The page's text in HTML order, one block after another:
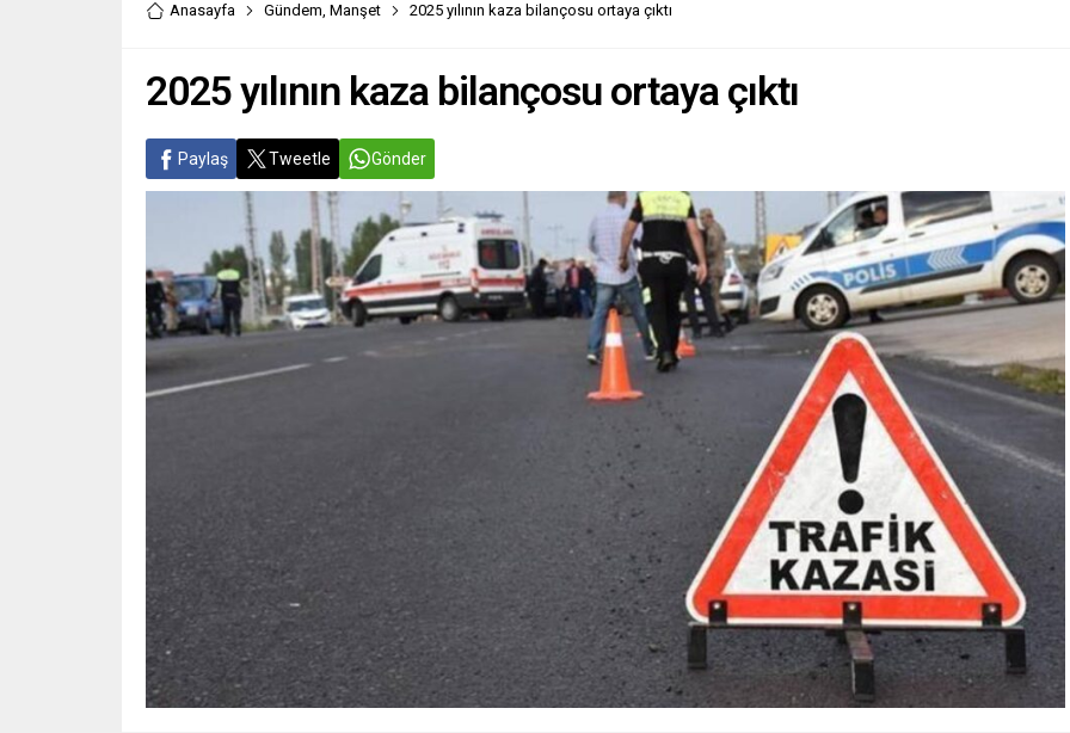
Anasayfa Gündem, Manşet 2025 yılının kaza bilançosu ortaya çıktı
2025 yılının kaza bilançosu ortaya çıktı
Paylaş Tweetle Gönder